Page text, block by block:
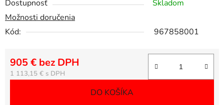
Dostupnosť
Skladom
Možnosti doručenia
Kód:
967858001
1 113,15 €
905 € bez DPH
DO KOŠÍKA